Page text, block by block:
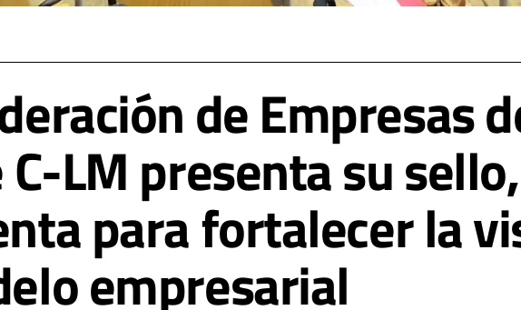
de Empresas
C-LM presenta su
para fortalecer la
empresarial